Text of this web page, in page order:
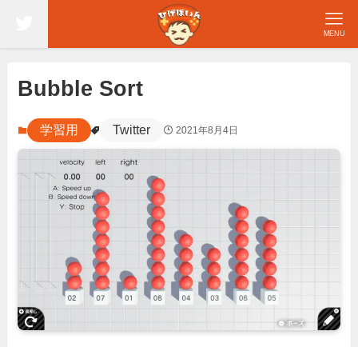
MENU
Bubble Sort
学習用 Twitter 2021年8月4日